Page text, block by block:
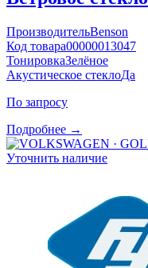
ПроизводительBenson
Код товара00000013047
ТонировкаЗелёное
Акустическое стеклоДа
По запросу
Подробнее →
Уточнить наличие